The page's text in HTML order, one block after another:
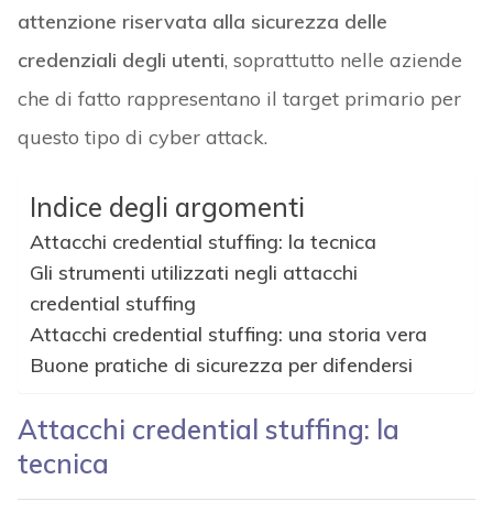
attenzione riservata alla sicurezza delle
credenziali degli utenti, soprattutto nelle aziende
che di fatto rappresentano il target primario per
questo tipo di cyber attack.
Indice degli argomenti
Attacchi credential stuffing: la tecnica
Gli strumenti utilizzati negli attacchi
credential stuffing
Attacchi credential stuffing: una storia vera
Buone pratiche di sicurezza per difendersi
Attacchi credential stuffing: la
tecnica